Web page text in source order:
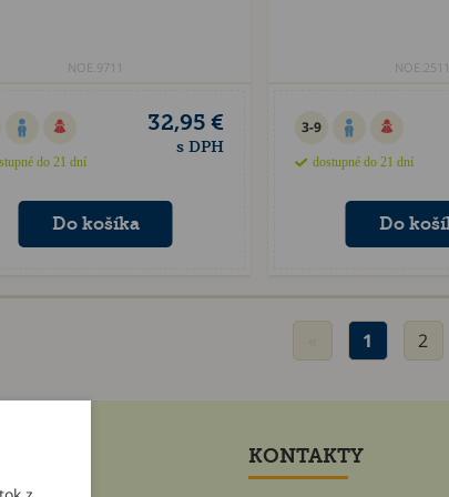
NOE.9711
do 21 dní
32,95 €
s DPH
NOE.2511
3-9
dostupné do 21 dní
1 2
KONTAKTY